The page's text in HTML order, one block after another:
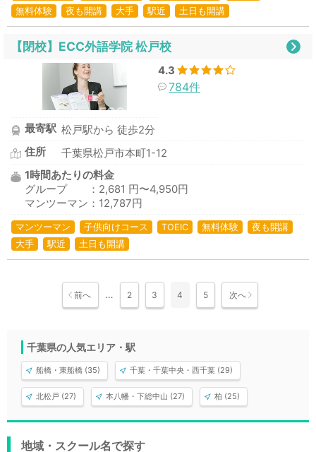
無料体験
夜も開講 大手 駅近 土日も開講
【閉校】ECC外語学院 松戸校
4.3
784件
最寄駅 松戸駅から 徒歩2分
住所
千葉県松戸市本町1-12
1時間あたりの料金
グループ ：2,681 円〜4,950円
マンツーマン：12,787円
マンツーマン 子供向けコース TOEIC 無料体験
夜も開講
大手
駅近 土日も開講
前へ … 2 3 4 5 次へ
千葉県の人気エリア・駅
船橋・東船橋 (35) 千葉・千葉中央・西千葉 (29)
北松戸 (27) 本八幡・下総中山 (27) 柏 (25)
地域・スクール名で探す